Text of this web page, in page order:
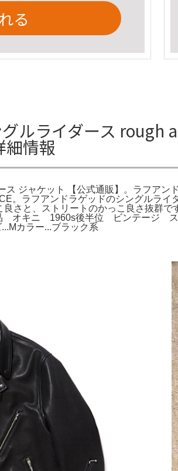
る
ルライダース rough
細情報
ジャケット 【公式通販】。ラフアン
。ラフアンドラゲッドのシングルラ
さと、ストリートのかっこ良さ抜群
オキニ 1960s後半位 ビンテージ ス
カラー...ブラック系